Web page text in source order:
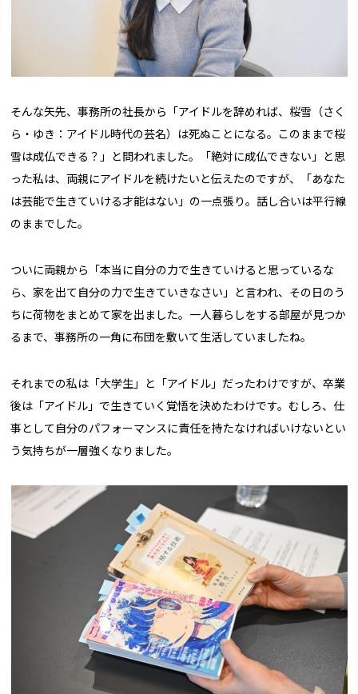
そんな矢先、事務所の社長から「アイドルを辞めれば、桜雪（さく
ら・ゆき：アイドル時代の芸名）は死ぬことになる。このままで桜
雪は成仏できる？」と問われました。「絶対に成仏できない」と思
った私は、両親にアイドルを続けたいと伝えたのですが、「あなた
は芸能で生きていける才能はない」の一点張り。話し合いは平行線
のままでした。
ついに両親から「本当に自分の力で生きていけると思っているな
ら、家を出て自分の力で生きていきなさい」と言われ、その日のう
ちに荷物をまとめて家を出ました。一人暮らしをする部屋が見つか
るまで、事務所の一角に布団を敷いて生活していましたね。
それまでの私は「大学生」と「アイドル」だったわけですが、卒業
後は「アイドル」で生きていく覚悟を決めたわけです。むしろ、仕
事として自分のパフォーマンスに責任を持たなければいけないとい
う気持ちが一層強くなりました。